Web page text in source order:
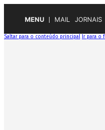
MENU MAIL JORNAIS
Saltar para o conteúdo principal Ir para o